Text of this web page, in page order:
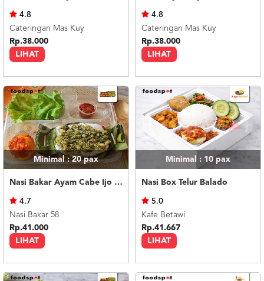
LIHAT
4.8
Cateringan Mas Kuy
Rp.38.000
LIHAT
4.8
Cateringan Mas Kuy
Rp.38.000
Minimal : 20pax
Nasi Bakar Ayam Cabe Ijo + Telor Balado
LIHAT
4.7
Nasi Bakar 58
Rp.41.000
Minimal : 10pax
Nasi Box Telur Balado
LIHAT
5.0
Kafe Betawi
Rp.41.667